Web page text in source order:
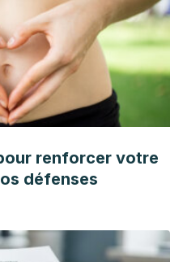
renforcer votre
défenses